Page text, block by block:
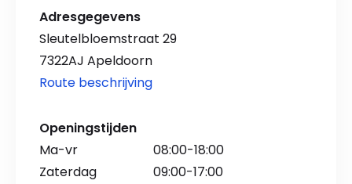
Adresgegevens
Sleutelbloemstraat 29
7322AJ Apeldoorn
Route beschrijving
Openingstijden
Ma-vr
08:00-18:00
Zaterdag
09:00-17:00